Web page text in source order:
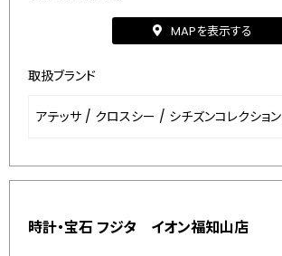
MAPを表示する
取扱ブランド
アテッサ / クロスシー / シチズンコレクション
時計・宝石 フジタ イオン福知山店